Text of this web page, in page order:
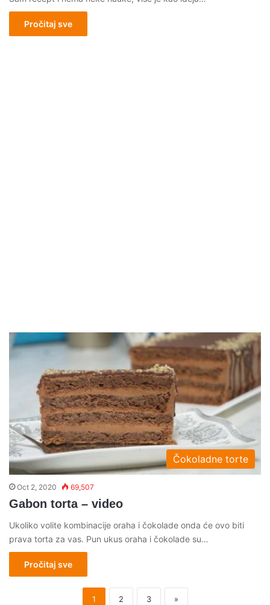
Pročitaj sve
Čokoladne torte
Oct 2, 2020 69,507
Gabon torta – video
Ukoliko volite kombinacije oraha i čokolade onda će ovo biti
prava torta za vas. Pun ukus oraha i čokolade su…
Pročitaj sve
1 2 3 »